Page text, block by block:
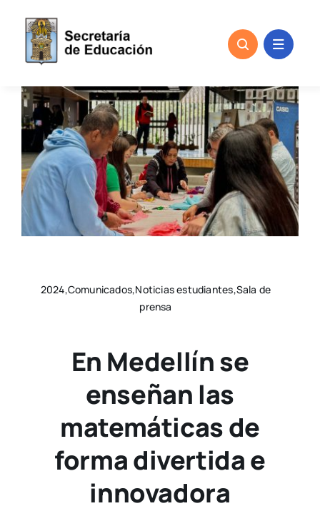
content
2024,Comunicados,Noticias estudiantes,Sala de
prensa
En Medellín se
enseñan las
matemáticas de
forma divertida e
innovadora